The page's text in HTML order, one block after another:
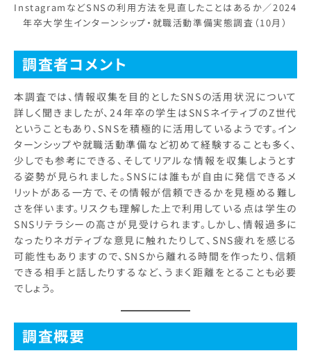
InstagramなどSNSの利用方法を見直したことはあるか／2024
年卒大学生インターンシップ・就職活動準備実態調査（10月）
調査者コメント
本調査では、情報収集を目的としたSNSの活用状況について
詳しく聞きましたが、24年卒の学生はSNSネイティブのZ世代
ということもあり、SNSを積極的に活用しているようです。イン
ターンシップや就職活動準備など初めて経験することも多く、
少しでも参考にできる、そしてリアルな情報を収集しようとす
る姿勢が見られました。SNSには誰もが自由に発信できるメ
リットがある一方で、その情報が信頼できるかを見極める難し
さを伴います。リスクも理解した上で利用している点は学生の
SNSリテラシーの高さが見受けられます。しかし、情報過多に
なったりネガティブな意見に触れたりして、SNS疲れを感じる
可能性もありますので、SNSから離れる時間を作ったり、信頼
できる相手と話したりするなど、うまく距離をとることも必要
でしょう。
調査概要